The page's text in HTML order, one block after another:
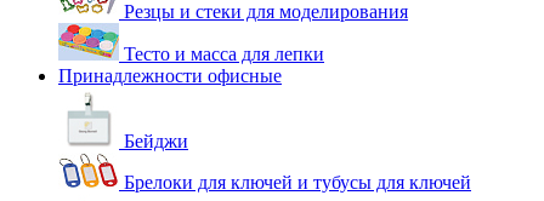
Резцы и стеки для моделирования
Тесто и масса для лепки
Принадлежности офисные
Бейджи
Брелоки для ключей и тубусы для ключей